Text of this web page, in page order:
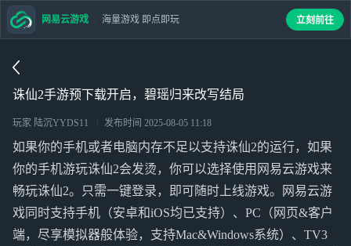
诛仙2手游预下载开启，碧瑶归来改写结局
玩家 陆沉YYDS11 发布时间 2025-08-05 11:18
如果你的手机或者电脑内存不足以支持诛仙2的运行，如果
你的手机游玩诛仙2会发烫，你可以选择使用网易云游戏来
畅玩诛仙2。只需一键登录，即可随时上线游戏。网易云游
戏同时支持手机（安卓和iOS均已支持）、PC（网页&客户
端，尽享模拟器般体验，支持Mac&Windows系统）、TV3
网易云游戏 海量游戏 即点即玩 立刻前往